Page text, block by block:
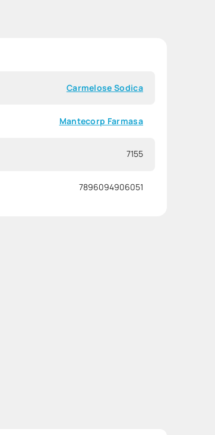
Carmelose Sodica
Mantecorp Farmasa
7155
7896094906051